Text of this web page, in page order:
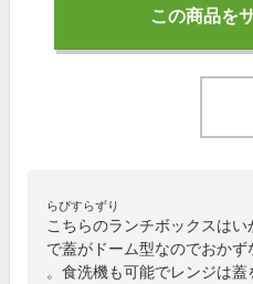
この商品を
らぴすらずり
こちらのランチボックスは
で蓋がドーム型なのでおか
。食洗機も可能でレンジは